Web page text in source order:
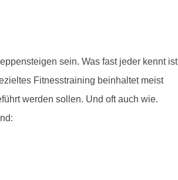
sein. Was fast jeder kennt ist
Fitnesstraining beinhaltet meist
werden sollen. Und oft auch wie.